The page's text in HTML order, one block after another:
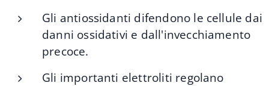
Gli antiossidanti difendono le cellule dai
danni ossidativi e dall'invecchiamento
precoce.
Gli importanti elettroliti regolano